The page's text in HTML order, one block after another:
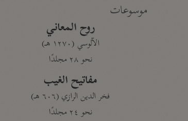
موسوعات
روح المعاني
الآلوسي (١٢٧٠ هـ)
نحو ٢٨ مجلدًا
مفاتيح الغيب
فخر الدين الرازي (٦٠٦ هـ)
نحو ٢٤ مجلدًا